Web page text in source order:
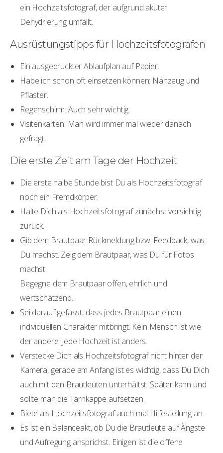
ein Hochzeitsfotograf, der aufgrund akuter
Dehydrierung umfällt.
Ausrüstungstipps für Hochzeitsfotografen
Ein ausgedruckter Ablaufplan auf Papier.
Habe ich schon oft einsetzen können: Nähzeug und
Pflaster.
Regenschirm: Auch sehr wichtig.
Visitenkarten: Man wird immer mal wieder danach
gefragt.
Die erste Zeit am Tage der Hochzeit
Die erste halbe Stunde bist Du als Hochzeitsfotograf
noch ein Fremdkörper.
Halte Dich als Hochzeitsfotograf zunächst vorsichtig
zurück.
Gib dem Brautpaar Rückmeldung bzw. Feedback, was
Du machst. Zeig dem Brautpaar, was Du für Fotos
machst.
Begegne dem Brautpaar offen, ehrlich und
wertschätzend.
Sei darauf gefasst, dass jedes Brautpaar einen
individuellen Charakter mitbringt. Kein Mensch ist wie
der andere. Jede Hochzeit ist anders.
Verstecke Dich als Hochzeitsfotograf nicht hinter der
Kamera, gerade am Anfang ist es wichtig, dass Du Dich
auch mit den Brautleuten unterhältst. Später kann und
sollte man die Tarnkappe aufsetzen.
Biete als Hochzeitsfotograf auch mal Hilfestellung an.
Es ist ein Balanceakt, ob Du die Brautleute auf Ängste
und Aufregung ansprichst. Einigen ist die offene